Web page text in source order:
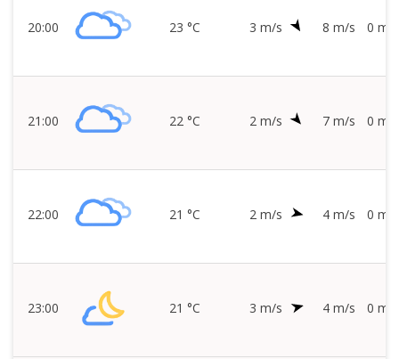
20:00 23 °C 3 m/s 8 m/s 0
21:00 22 °C 2 m/s 7 m/s 0
22:00 21 °C 2 m/s 4 m/s 0
23:00 21 °C 3 m/s 4 m/s 0